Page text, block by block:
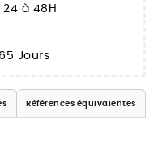
24 à 48H
Jours
Références équivalentes